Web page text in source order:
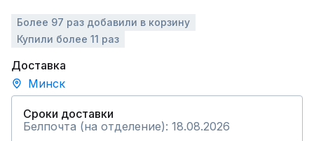
Более 97 раз добавили в корзину
Купили более 11 раз
Доставка
Минск
Сроки доставки
Белпочта (на отделение): 18.08.2026